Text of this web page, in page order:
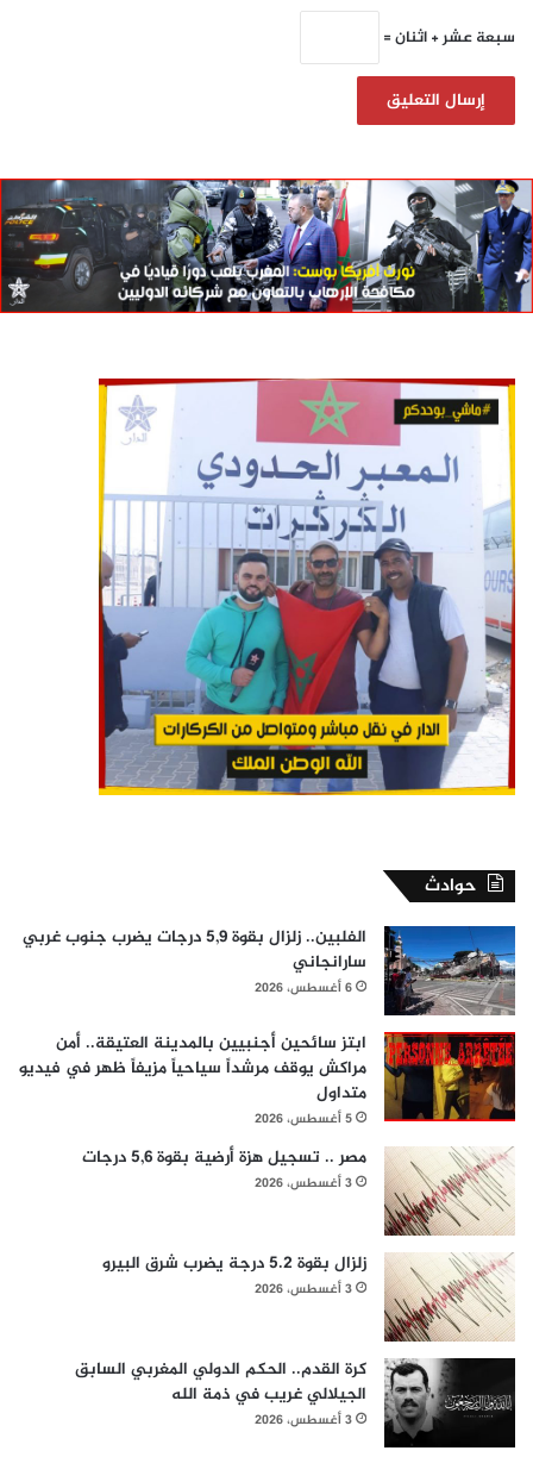
سبعة عشر + اثنان =
حوادث
الفلبين.. زلزال بقوة 5,9 درجات يضرب جنوب غربي
سارانجاني
6 أغسطس، 2026
ابتز سائحين أجنبيين بالمدينة العتيقة.. أمن
مراكش يوقف مرشداً سياحياً مزيفاً ظهر في فيديو
متداول
5 أغسطس، 2026
مصر .. تسجيل هزة أرضية بقوة 5,6 درجات
3 أغسطس، 2026
زلزال بقوة 5.2 درجة يضرب شرق البيرو
3 أغسطس، 2026
كرة القدم.. الحكم الدولي المغربي السابق
الجيلالي غريب في ذمة الله
3 أغسطس، 2026